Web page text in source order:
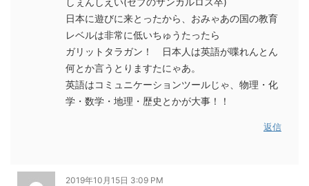
日本に遊びに来とったから、おみゃあの国の教育
レベルは非常に低いちゅうたったら
ガリットタラガン！ 日本人は英語が喋れんとん
何とか言うとりますたにゃあ。
英語はコミュニケーションツールじゃ、物理・化
学・数学・地理・歴史とかが大事！！
返信
2019年10月15日 3:09 PM